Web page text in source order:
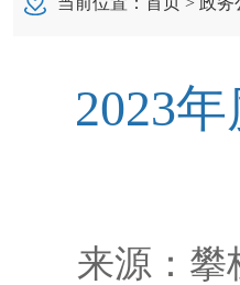
2023
来源： 攀